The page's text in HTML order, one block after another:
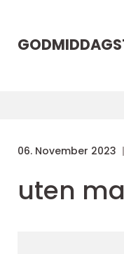
06. November 2023
uten